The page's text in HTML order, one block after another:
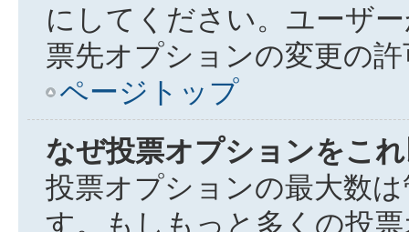
にしてください。ユーザ
票先オプションの変更の
ページトップ
なぜ投票オプションをこ
投票オプションの最大数
す。もしもっと多くの投